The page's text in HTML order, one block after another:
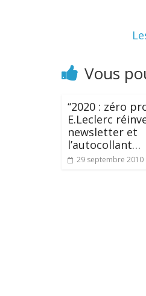
Vous
‘‘2020 : zéro
E.Leclerc
newsletter et
l’autocollant…
29 septembre 2010